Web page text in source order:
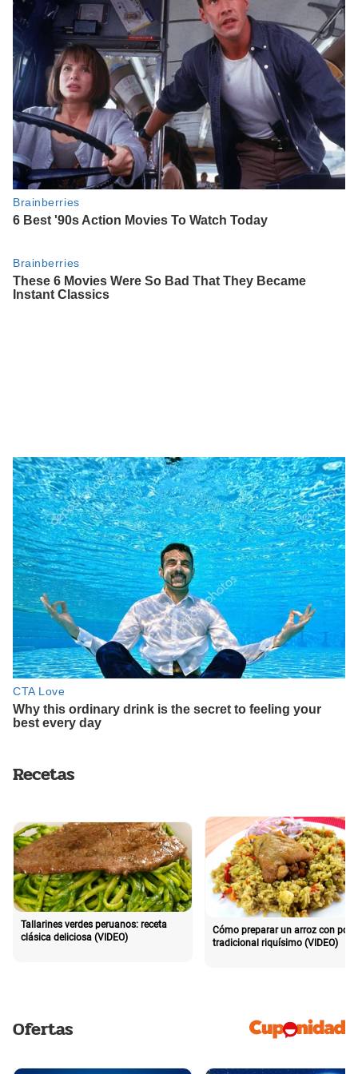
Recetas
Tallarines verdes peruanos: receta
clásica deliciosa (VIDEO)
Cómo preparar un arroz con pollo
tradicional riquísimo (VIDEO)
Ofertas